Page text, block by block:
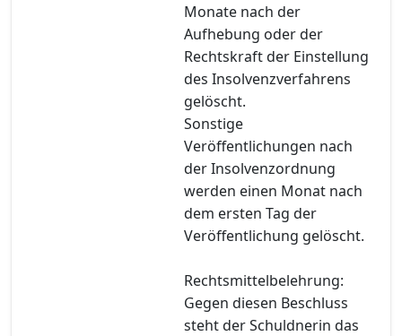
Monate nach der
Aufhebung oder der
Rechtskraft der Einstellung
des Insolvenzverfahrens
gelöscht.
Sonstige
Veröffentlichungen nach
der Insolvenzordnung
werden einen Monat nach
dem ersten Tag der
Veröffentlichung gelöscht.
Rechtsmittelbelehrung:
Gegen diesen Beschluss
steht der Schuldnerin das